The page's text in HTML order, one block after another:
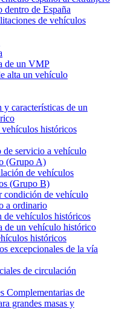
de España
de vehículos
de un VMP
alta un vehículo
y características de un
históricos
de servicio a vehículo
(Grupo A)
de vehículos
(Grupo B)
condición de vehículo
a ordinario
de vehículos históricos
de un vehículo histórico
históricos
excepcionales de la vía
de circulación
Complementarias de
grandes masas y